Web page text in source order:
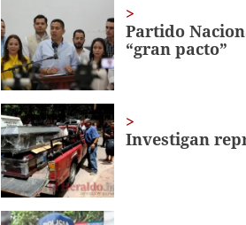
secondsVolume
0%
Partido
“gran pacto”
Investigan